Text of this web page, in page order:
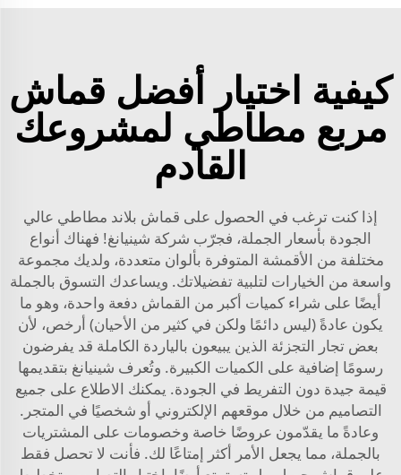
كيفية اختيار أفضل قماش
مربع مطاطي لمشروعك
القادم
إذا كنت ترغب في الحصول على قماش بلاند مطاطي عالي
الجودة بأسعار الجملة، فجرّب شركة شينيانغ! فهناك أنواع
مختلفة من الأقمشة المتوفرة بألوان متعددة، ولديك مجموعة
واسعة من الخيارات لتلبية تفضيلاتك. ويساعدك التسوق بالجملة
أيضًا على شراء كميات أكبر من القماش دفعة واحدة، وهو ما
يكون عادةً (ليس دائمًا ولكن في كثير من الأحيان) أرخص، لأن
بعض تجار التجزئة الذين يبيعون بالياردة الكاملة قد يفرضون
رسومًا إضافية على الكميات الكبيرة. وتُعرف شينيانغ بتقديمها
قيمة جيدة دون التفريط في الجودة. يمكنك الاطلاع على جميع
التصاميم من خلال موقعهم الإلكتروني أو شخصيًا في المتجر.
وعادةً ما يقدّمون عروضًا خاصة وخصومات على المشتريات
بالجملة، مما يجعل الأمر أكثر إمتاعًا لك. فأنت لا تحصل فقط